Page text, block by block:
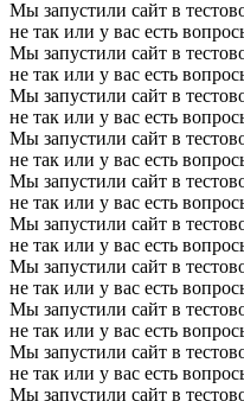
Мы запустили сайт в
не так или у вас есть
Мы запустили сайт в
не так или у вас есть
Мы запустили сайт в
не так или у вас есть
Мы запустили сайт в
не так или у вас есть
Мы запустили сайт в
не так или у вас есть
Мы запустили сайт в
не так или у вас есть
Мы запустили сайт в
не так или у вас есть
Мы запустили сайт в
не так или у вас есть
Мы запустили сайт в
не так или у вас есть
Мы запустили сайт в